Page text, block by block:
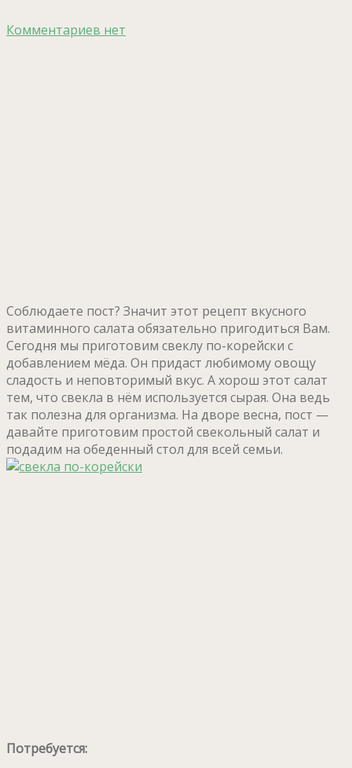
Комментариев нет
Соблюдаете пост? Значит этот рецепт вкусного
витаминного салата обязательно пригодиться Вам.
Сегодня мы приготовим свеклу по-корейски с
добавлением мёда. Он придаст любимому овощу
сладость и неповторимый вкус. А хорош этот салат
тем, что свекла в нём используется сырая. Она ведь
так полезна для организма. На дворе весна, пост —
давайте приготовим простой свекольный салат и
подадим на обеденный стол для всей семьи.
Потребуется: